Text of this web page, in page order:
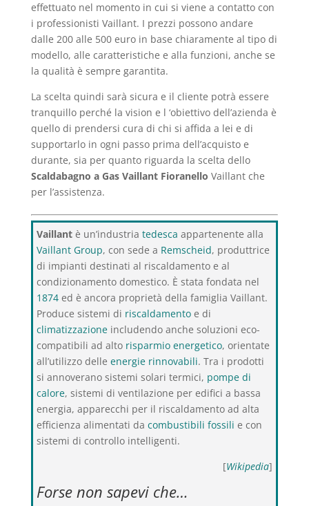
effettuato nel momento in cui si viene a contatto con
i professionisti Vaillant. I prezzi possono andare
dalle 200 alle 500 euro in base chiaramente al tipo di
modello, alle caratteristiche e alla funzioni, anche se
la qualità è sempre garantita.
La scelta quindi sarà sicura e il cliente potrà essere
tranquillo perché la vision e l ‘obiettivo dell’azienda è
quello di prendersi cura di chi si affida a lei e di
supportarlo in ogni passo prima dell’acquisto e
durante, sia per quanto riguarda la scelta dello
Scaldabagno a Gas Vaillant Fioranello Vaillant che
per l’assistenza.
Vaillantè un’industria tedesca appartenente alla
Vaillant Group, con sede a Remscheid, produttrice
di impianti destinati al riscaldamento e al
condizionamento domestico. È stata fondata nel
1874ed è ancora proprietà della famiglia Vaillant.
Produce sistemi di riscaldamentoe di
climatizzazioneincludendo anche soluzioni eco-
compatibili ad alto risparmio energetico, orientate
all’utilizzo delle energie rinnovabili. Tra i prodotti
si annoverano sistemi solari termici, pompe di
calore, sistemi di ventilazione per edifici a bassa
energia, apparecchi per il riscaldamento ad alta
efficienza alimentati da combustibili fossili e con
sistemi di controllo intelligenti.
[Wikipedia]
Forse non sapevi che…